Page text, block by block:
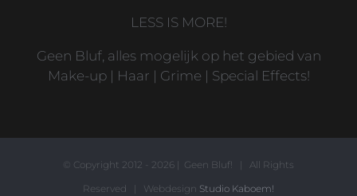
LESS IS MORE!
Geen Bluf, alles mogelijk op het gebied van
Make-up | Haar | Grime | Special Effects!
© Copyright 2012 -
2026 | Geen Bluf! | All Rights
Reserved | Webdesign Studio Kaboem!